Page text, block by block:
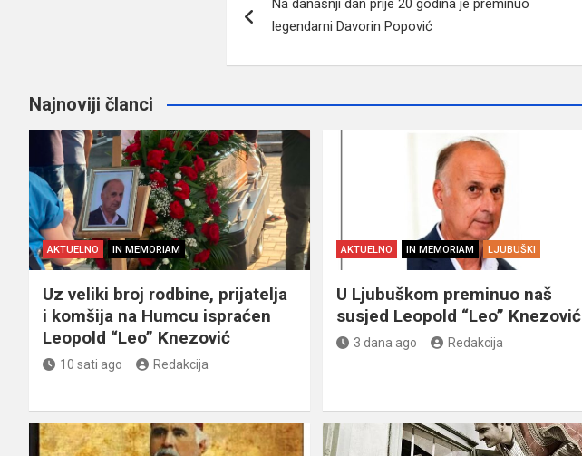
članaka
Na današnji dan prije 20 godina je preminuo
legendarni Davorin Popović
Najnoviji članci
AKTUELNO IN MEMORIAM
Uz veliki broj rodbine, prijatelja
i komšija na Humcu ispraćen
Leopold “Leo” Knezović
10 sati ago Redakcija
AKTUELNO IN MEMORIAM LJUBUŠKI
U Ljubuškom preminuo naš
susjed Leopold “Leo” Knezović
3 dana ago Redakcija